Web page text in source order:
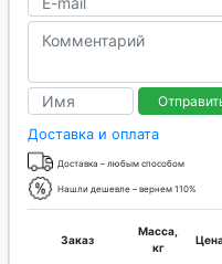
Доставка и оплата
Доставка – любым способом
Нашли дешевле – вернем 110%
Заказ
Масса,
кг